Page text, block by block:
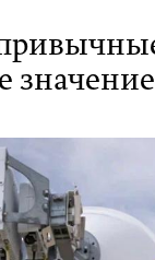
значение